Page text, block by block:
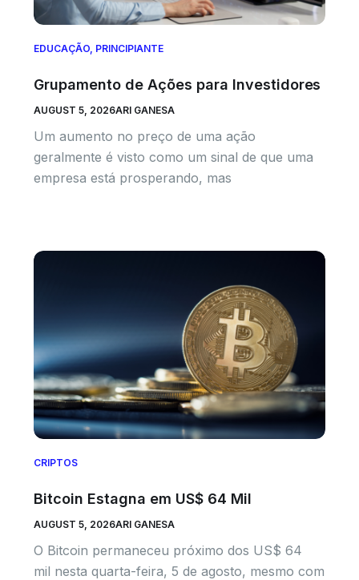
EDUCAÇÃO, PRINCIPIANTE
Grupamento de Ações para Investidores
AUGUST 5, 2026ARI GANESA
Um aumento no preço de uma ação
geralmente é visto como um sinal de que uma
empresa está prosperando, mas
CRIPTOS
Bitcoin Estagna em US$ 64 Mil
AUGUST 5, 2026ARI GANESA
O Bitcoin permaneceu próximo dos US$ 64
mil nesta quarta-feira, 5 de agosto, mesmo com